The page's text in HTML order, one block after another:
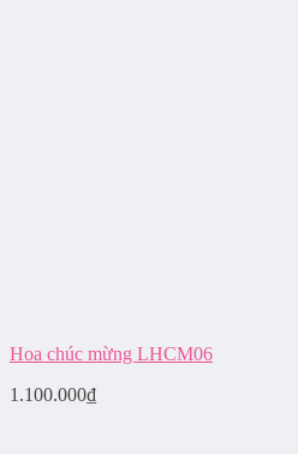
Hoa chúc mừng LHCM06
1.100.000₫